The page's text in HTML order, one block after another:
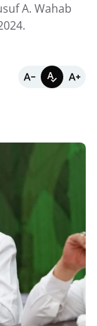
A. Wahab